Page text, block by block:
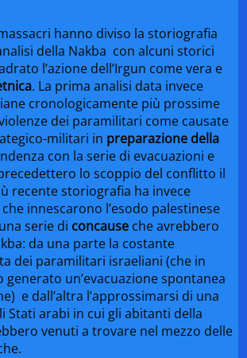
hanno diviso la storiografia
della Nakba con alcuni storici
l’azione dell’Irgun come vera e
. La prima analisi data invece
cronologicamente più prossime
dei paramilitari come causate
militari in preparazione della
con la serie di evacuazioni e
lo scoppio del conflitto il
recente storiografia ha invece
innescarono l’esodo palestinese
serie di concause che avrebbero
da una parte la costante
dei paramilitari israeliani (che in
generato un’evacuazione spontanea
e dall’altra l’approssimarsi di una
Stati arabi in cui gli abitanti della
venuti a trovare nel mezzo delle